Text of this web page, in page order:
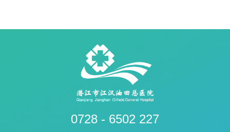
0728 - 6502 227